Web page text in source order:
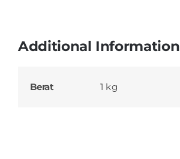
Additional Information
Berat 1 kg